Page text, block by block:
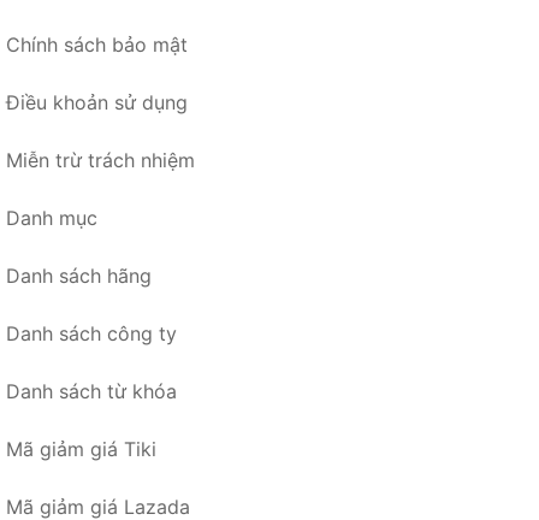
Chính sách bảo mật
Điều khoản sử dụng
Miễn trừ trách nhiệm
Danh mục
Danh sách hãng
Danh sách công ty
Danh sách từ khóa
Mã giảm giá Tiki
Mã giảm giá Lazada